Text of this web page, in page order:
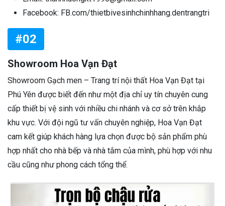
Facebook: FB.com/thietbivesinhchinhhang.dentrangtri
#02
Showroom Hoa Vạn Đạt
Showroom Gạch men – Trang trí nội thất Hoa Vạn Đạt tại
Phú Yên được biết đến như một địa chỉ uy tín chuyên cung
cấp thiết bị vệ sinh với nhiều chi nhánh và cơ sở trên khắp
khu vực. Với đội ngũ tư vấn chuyên nghiệp, Hoa Vạn Đạt
cam kết giúp khách hàng lựa chọn được bộ sản phẩm phù
hợp nhất cho nhà bếp và nhà tắm của mình, phù hợp với nhu
cầu cũng như phong cách tổng thể.